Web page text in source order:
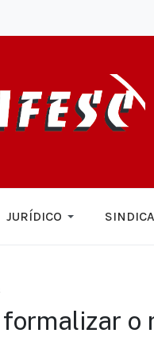
JURÍDICO
o